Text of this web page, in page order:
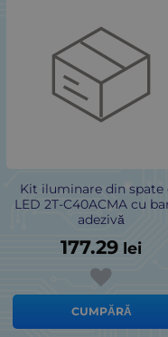
Kit iluminare din spate
LED 2T-C40ACMA cu
adezivă
177.29 lei
CUMPĂRĂ